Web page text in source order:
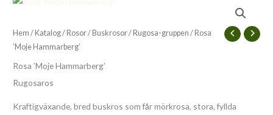
Hem /Katalog/Rosor/Buskrosor/Rugosa-gruppen / Rosa
’Moje Hammarberg’
Rosa ’Moje Hammarberg’
Rugosaros
Kraftigväxande, bred buskros som får mörkrosa, stora, fyllda